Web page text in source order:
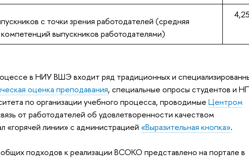
с точки зрения работодателей (средняя
выпускников работодателями)
4,25
в НИУ ВШЭ входит ряд традиционных и
оценка преподавания, специальные опросы студентов и
по организации учебного процесса, проводимыеЦентром
от работодателей об удовлетворенности качеством
«горячей линии» с администрацией «Выразительная кнопка».
подходов к реализации ВСОКО представлено на портале в